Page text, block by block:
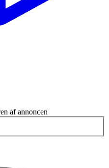
af annoncen